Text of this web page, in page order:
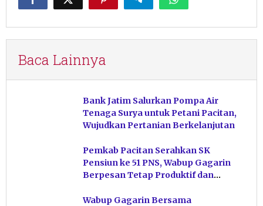
Baca Lainnya
Bank Jatim Salurkan Pompa Air
Tenaga Surya untuk Petani Pacitan,
Wujudkan Pertanian Berkelanjutan
Pemkab Pacitan Serahkan SK
Pensiun ke 51 PNS, Wabup Gagarin
Berpesan Tetap Produktif dan
Wabup Gagarin Bersama